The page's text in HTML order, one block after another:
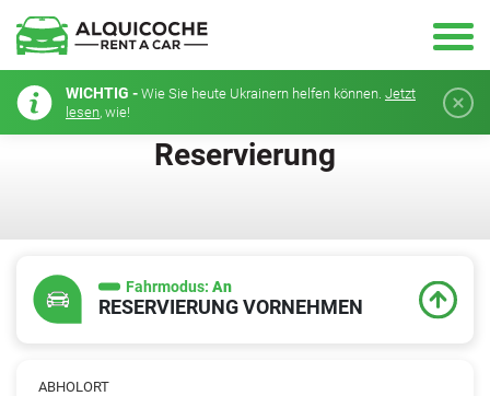
WICHTIG - Wie Sie heute Ukrainern helfen können. Jetzt
lesen, wie!
Reservierung
Fahrmodus: An
RESERVIERUNG VORNEHMEN
ABHOLORT